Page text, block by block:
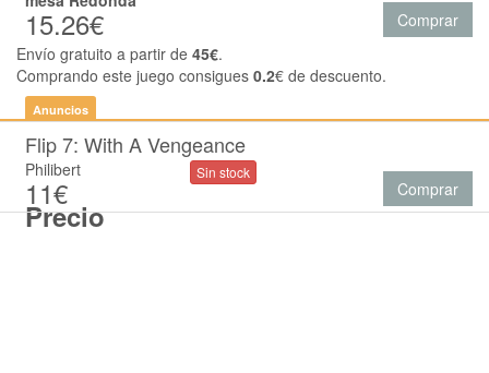
Precio
15.26€
Comprar
Envío gratuito a partir de 45€.
Comprando este juego consigues 0.2€ de descuento.
Anuncios
Flip 7: With A Vengeance
Philibert
11€
Sin stock
Comprar